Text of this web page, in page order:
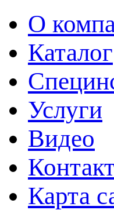
О
Каталог
Услуги
Видео
Карта